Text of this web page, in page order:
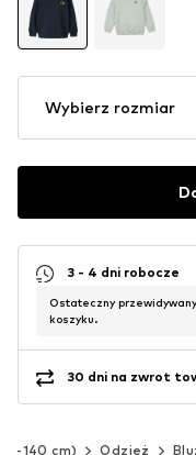
Wybierz rozmiar
3 - 4 dni robocze
Ostateczny
koszyku.
30 dni na zwrot
140 cm) Odzież